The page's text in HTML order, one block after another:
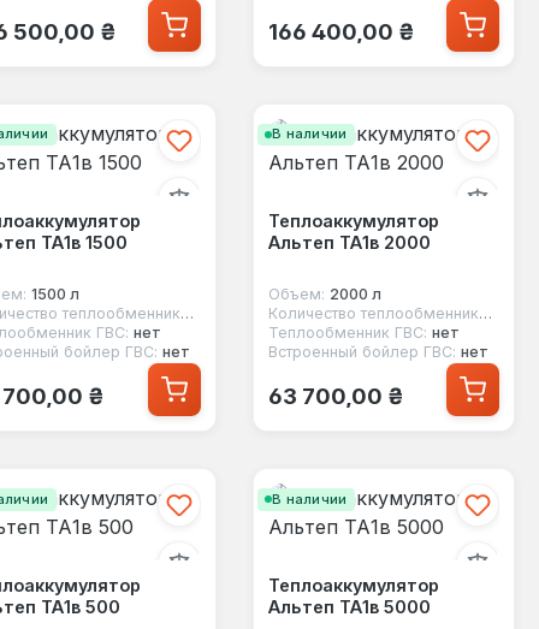
цена:
500,00 ₴ Обычная цена:
166 400,00 ₴
ТА1в 1500
1500 л
Количество теплообменников:
ГВС: нет
бойлер ГВС: нет
цена:
₴
В наличии
Теплоаккумулятор
Альтеп ТА1в 2000
Объем: 2000 л
Количество теплообменников:
Теплообменник ГВС: нет
Встроенный бойлер ГВС: нет
Обычная цена:
63 700,00 ₴
ТА1в 500
В наличии
Теплоаккумулятор
Альтеп ТА1в 5000